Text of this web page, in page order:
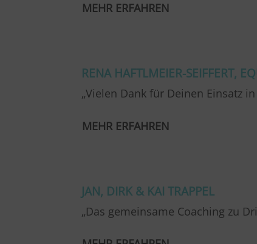
MEHR ERFAHREN
RENA HAFTLMEIER-SEIFFERT,
„Vielen Dank für Deinen Einsatz
MEHR ERFAHREN
JAN, DIRK & KAI TRAPPEL
„Das gemeinsame Coaching zu